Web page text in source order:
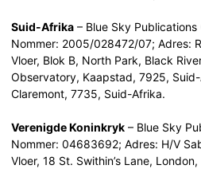
Suid-Afrika – Blue Sky
Nommer: 2005/028472/07; Adres:
Vloer, Blok B, North Park, Black
Observatory, Kaapstad, 7925,
Claremont, 7735, Suid-Afrika.
Verenigde Koninkryk – Blue Sky
Nommer: 04683692; Adres: H/V
Vloer, 18 St. Swithin’s Lane,